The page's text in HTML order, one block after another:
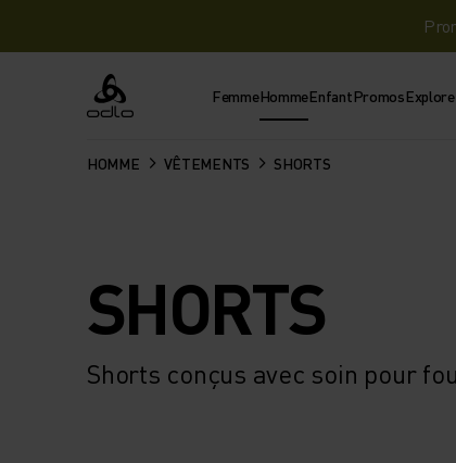
Odlo FemmeHommeEnfantPromosExplore
HOMME VÊTEMENTS SHORTS
SHORTS
Shorts conçus avec soin pour